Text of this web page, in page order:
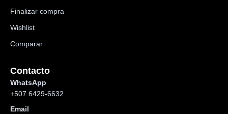
Finalizar compra
Wishlist
Comparar
Contacto
WhatsApp
+507 6429-6632
Email